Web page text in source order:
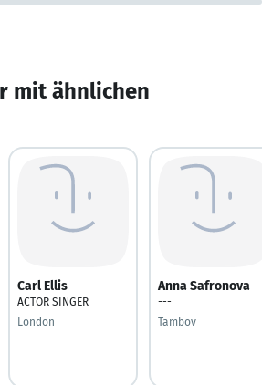
mit ähnlichen
Carl Ellis
ACTOR SINGER
London
Anna Safronova
---
Tambov